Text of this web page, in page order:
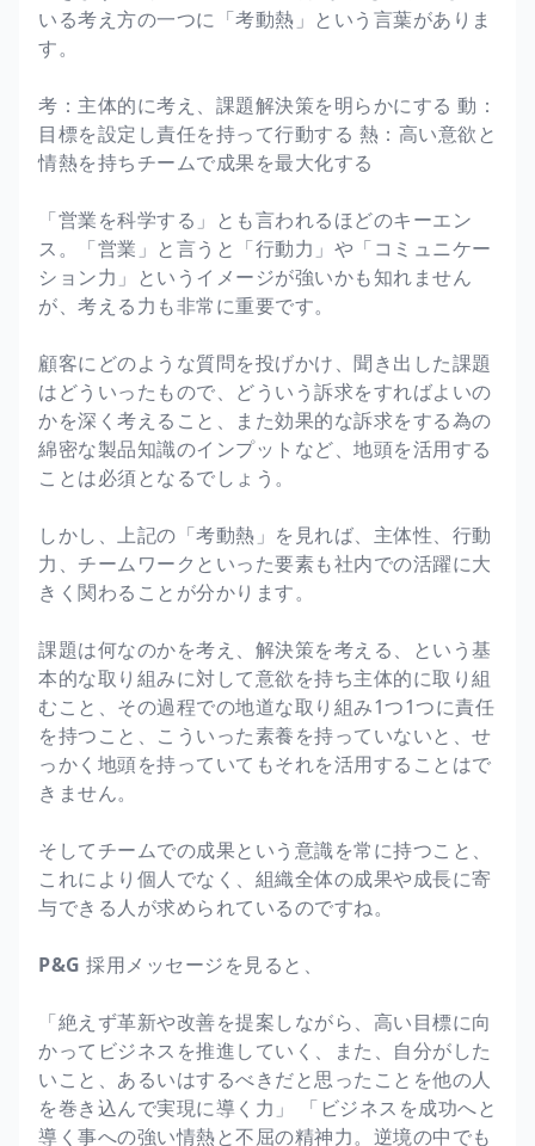
いる考え方の一つに「考動熱」という言葉がありま
す。
考：主体的に考え、課題解決策を明らかにする 動：
目標を設定し責任を持って行動する 熱：高い意欲と
情熱を持ちチームで成果を最大化する
「営業を科学する」とも言われるほどのキーエン
ス。「営業」と言うと「行動力」や「コミュニケー
ション力」というイメージが強いかも知れません
が、考える力も非常に重要です。
顧客にどのような質問を投げかけ、聞き出した課題
はどういったもので、どういう訴求をすればよいの
かを深く考えること、また効果的な訴求をする為の
綿密な製品知識のインプットなど、地頭を活用する
ことは必須となるでしょう。
しかし、上記の「考動熱」を見れば、主体性、行動
力、チームワークといった要素も社内での活躍に大
きく関わることが分かります。
課題は何なのかを考え、解決策を考える、という基
本的な取り組みに対して意欲を持ち主体的に取り組
むこと、その過程での地道な取り組み1つ1つに責任
を持つこと、こういった素養を持っていないと、せ
っかく地頭を持っていてもそれを活用することはで
きません。
そしてチームでの成果という意識を常に持つこと、
これにより個人でなく、組織全体の成果や成長に寄
与できる人が求められているのですね。
P&G 採用メッセージを見ると、
「絶えず革新や改善を提案しながら、高い目標に向
かってビジネスを推進していく、また、自分がした
いこと、あるいはするべきだと思ったことを他の人
を巻き込んで実現に導く力」 「ビジネスを成功へと
導く事への強い情熱と不屈の精神力。逆境の中でも